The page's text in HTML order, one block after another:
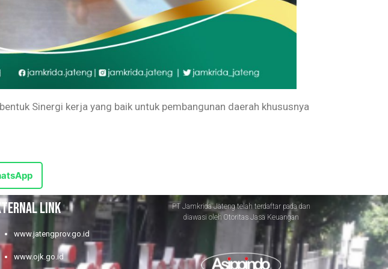
Sinergi kerja yang baik untuk pembangunan daerah khususnya
LINK
www.jatengprov.go.id
www.ojk.go.id
PT Jamkrida Jateng telah terdaftar pada dan
diawasi oleh Otoritas Jasa Keuangan